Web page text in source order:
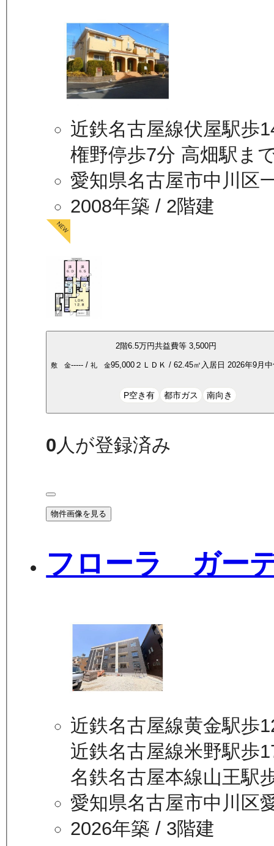
近鉄名古屋線伏屋駅歩
権野停歩7分 高
愛知県名古屋市中川区
2008年築 / 2階建
2階6.5万円共益費等 3,500円
敷 金----- /礼 金95,000 ２ＬＤＫ /62.45㎡ 入居日2026年9月
P空き有 都市ガス 南向き
0 人が登録済み
物件画像を見る
フローラ ガー
近鉄名古屋線黄金駅歩
近鉄名古屋線米野駅歩
名鉄名古屋本線山王駅
愛知県名古屋市中川区
2026年築 / 3階建